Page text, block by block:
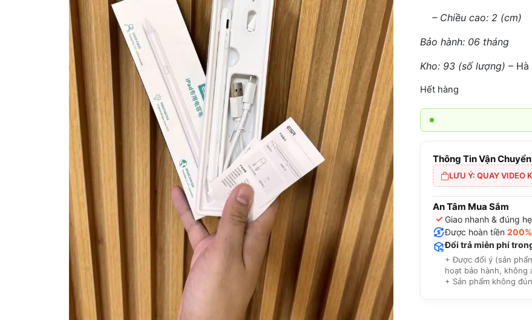
– Chiều cao: 2 (cm)
Bảo hành: 06 tháng
Kho: 93 (số lượng) – Hà
Hết hàng
Thông Tin Vận Chuyển
LƯU Ý: QUAY VIDEO
An Tâm Mua Sắm
✓ Giao nhanh & đúng
Được hoàn tiền200%
Đổi trả miễn phí
+ Được đổi ý (sản
hoạt bảo hành, không
+ Sản phẩm không